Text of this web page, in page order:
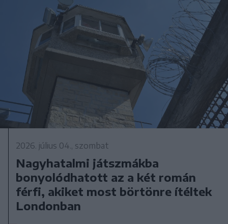
2026. július 04., szombat
Nagyhatalmi játszmákba
bonyolódhatott az a két román
férfi, akiket most börtönre ítéltek
Londonban